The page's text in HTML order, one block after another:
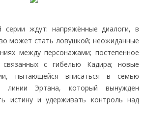
серии ждут: напряжённые диалоги, в
может стать ловушкой; неожиданные
между персонажами; постепенное
связанных с гибелью Кадира; новые
пытающейся вписаться в семью
линии Эртана, который вынужден
истину и удерживать контроль над